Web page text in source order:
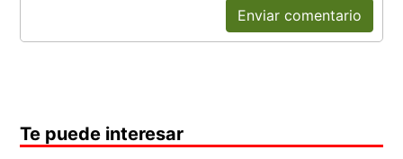
Enviar comentario
Te puede interesar